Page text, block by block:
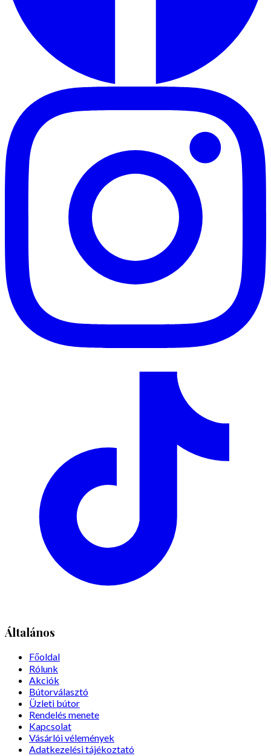
Általános
Főoldal
Rólunk
Akciók
Bútorválasztó
Üzleti bútor
Rendelés menete
Kapcsolat
Vásárlói vélemények
Adatkezelési tájékoztató